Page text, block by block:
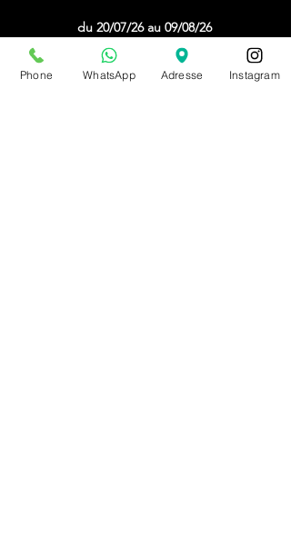
du 20/07/26 au 09/08/26
sur rdv unniquement
Phone WhatsApp Adresse Instagram